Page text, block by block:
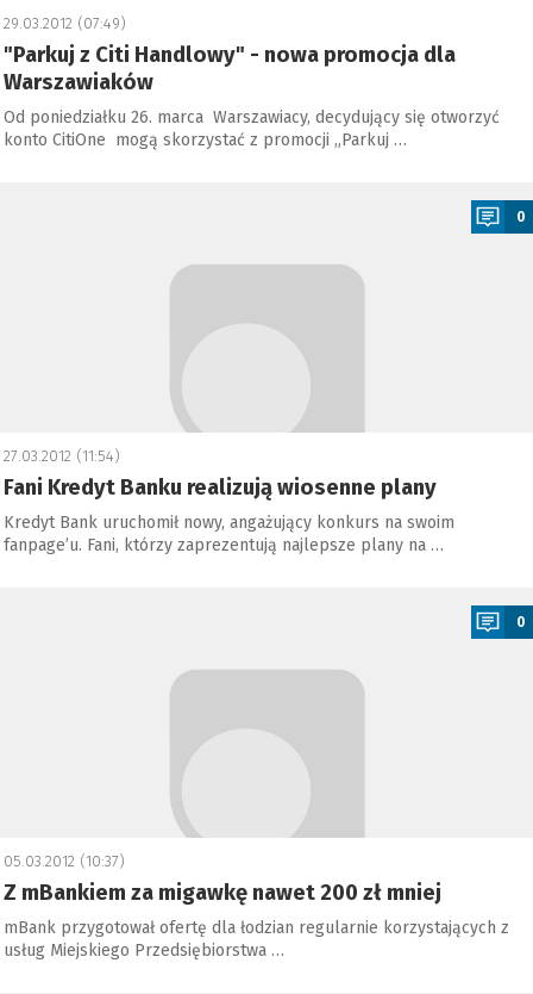
29.03.2012 (07:49)
"Parkuj z Citi Handlowy" - nowa promocja dla
Warszawiaków
Od poniedziałku 26. marca Warszawiacy, decydujący się otworzyć
konto CitiOne mogą skorzystać z promocji „Parkuj …
0
27.03.2012 (11:54)
Fani Kredyt Banku realizują wiosenne plany
Kredyt Bank uruchomił nowy, angażujący konkurs na swoim
fanpage’u. Fani, którzy zaprezentują najlepsze plany na …
0
05.03.2012 (10:37)
Z mBankiem za migawkę nawet 200 zł mniej
mBank przygotował ofertę dla łodzian regularnie korzystających z
usług Miejskiego Przedsiębiorstwa …